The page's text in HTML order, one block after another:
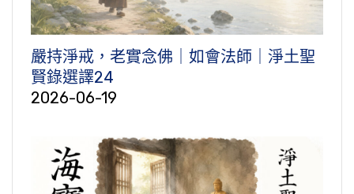
嚴持淨戒，老實念佛｜如會法師｜淨土聖
賢錄選譯24
2026-06-19